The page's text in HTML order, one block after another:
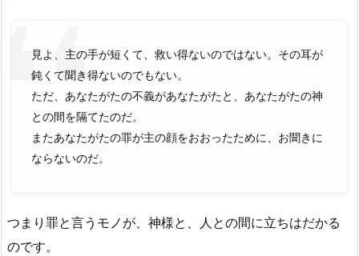
見よ、主の手が短くて、救い得ないのではない。その耳が
鈍くて聞き得ないのでもない。
ただ、あなたがたの不義があなたがたと、あなたがたの神
との間を隔てたのだ。
またあなたがたの罪が主の顔をおおったために、お聞きに
ならないのだ。
つまり罪と言うモノが、神様と、人との間に立ちはだかる
のです。